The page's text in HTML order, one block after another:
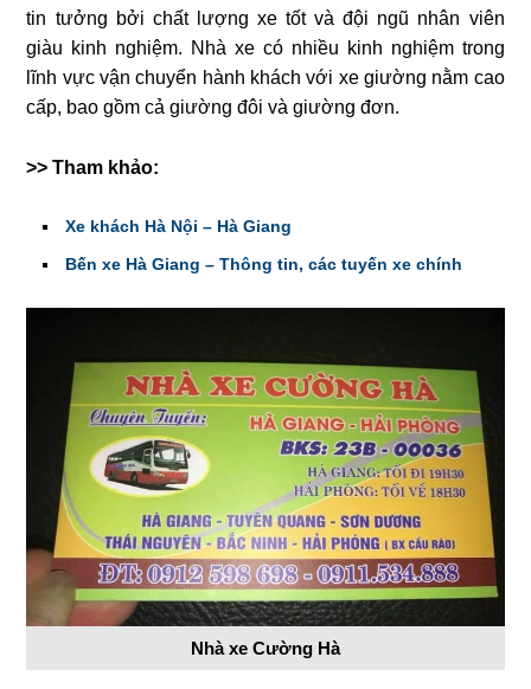
tin tưởng bởi chất lượng xe tốt và đội ngũ nhân viên
giàu kinh nghiệm. Nhà xe có nhiều kinh nghiệm trong
lĩnh vực vận chuyển hành khách với xe giường nằm cao
cấp, bao gồm cả giường đôi và giường đơn.
>> Tham khảo:
Xe khách Hà Nội – Hà Giang
Bến xe Hà Giang – Thông tin, các tuyến xe chính
Nhà xe Cường Hà